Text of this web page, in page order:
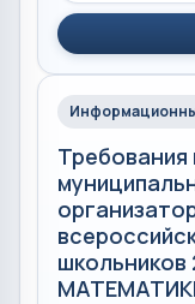
школьников